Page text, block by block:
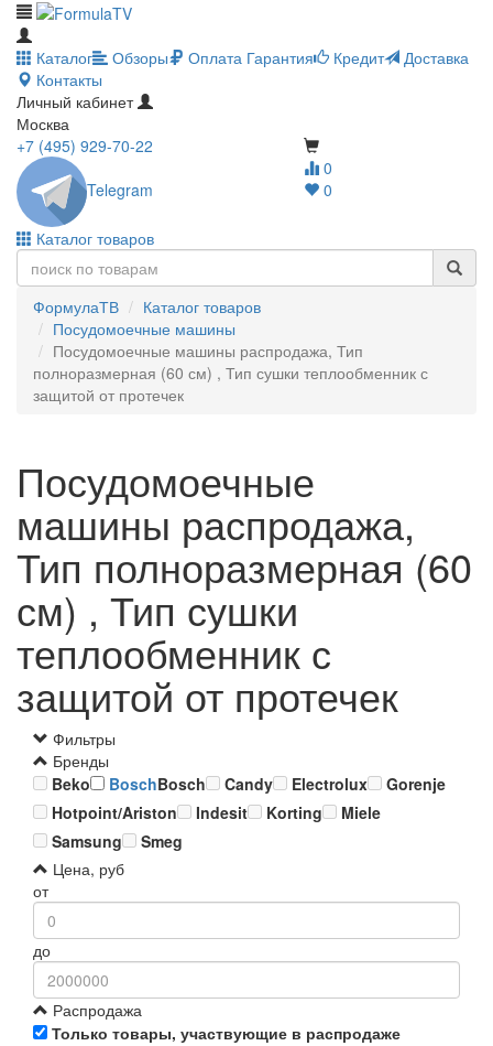
Каталог Обзоры Оплата Гарантия Кредит
Доставка
Контакты
Личный кабинет
Москва
0
0
+7 (495) 929-70-22
Telegram
Каталог товаров
ФормулаТВ
Каталог товаров
Посудомоечные машины
Посудомоечные машины распродажа, Тип
полноразмерная (60 см) , Тип сушки теплообменник с
защитой от протечек
Посудомоечные
машины распродажа,
Тип полноразмерная (60
см) , Тип сушки
теплообменник с
защитой от протечек
Фильтры
Бренды
Beko
BoschBosch Candy Electrolux
Gorenje
Hotpoint/Ariston
Indesit Korting
Miele
Samsung
Smeg
Цена, руб
от
до
Распродажа
Только товары, участвующие в распродаже